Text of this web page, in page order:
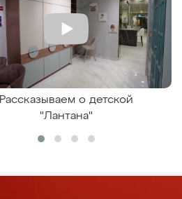
Рассказываем о детской
"Лантана"